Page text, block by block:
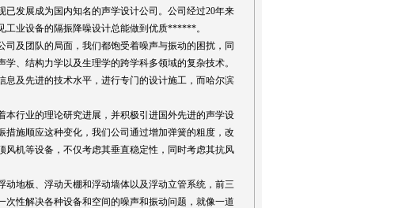
发展成为国内知名的声学设计公司。公司经过20年来
工业设备的隔振降噪设计总能做到优质******。
及团队的局面，我们都饱受着噪声与振动的困扰，同
、结构力学以及生理学的跨学科多领域的复杂技术。
及先进的技术水平，进行专门的设计施工，而哈尔滨
行业的理论研究进展，并积极引进国外先进的声学设
施顺应这种变化，我们公司通过增加弹簧的粗度，改
机等设备，不仅考虑其垂直稳定性，同时考虑其抗风
地板、浮动天棚和浮动墙体以及浮动立管系统，前三
性解决各种设备和空间的噪声和振动问题，就像一道